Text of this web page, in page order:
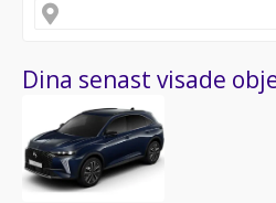
Dina senast visade